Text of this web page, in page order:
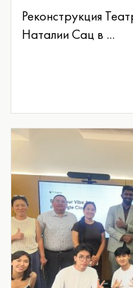
Реконструкция
Наталии Сац в ...